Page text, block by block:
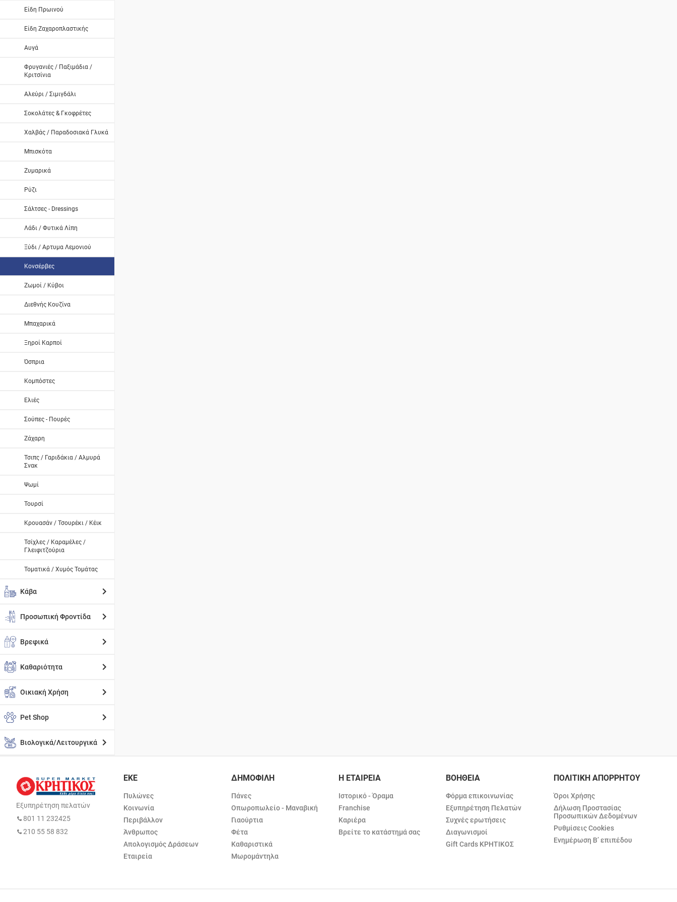
Είδη Πρωινού
Είδη Ζαχαροπλαστικής
Αυγά
Φρυγανιές / Παξιμάδια /
Κριτσίνια
Αλεύρι / Σιμιγδάλι
Σοκολάτες & Γκοφρέτες
Χαλβάς / Παραδοσιακά Γλυκά
Μπισκότα
Ζυμαρικά
Ρύζι
Σάλτσες - Dressings
Λάδι / Φυτικά Λίπη
Ξύδι / Αρτυμα Λεμονιού
Κονσέρβες
Ζωμοί / Κύβοι
Διεθνής Κουζίνα
Μπαχαρικά
Ξηροί Καρποί
Όσπρια
Κομπόστες
Ελιές
Σούπες - Πουρές
Ζάχαρη
Τσιπς / Γαριδάκια / Αλμυρά
Σνακ
Ψωμί
Τουρσί
Κρουασάν / Τσουρέκι / Κέικ
Τσίχλες / Καραμέλες /
Γλειφιτζούρια
Τοματικά / Χυμός Τομάτας
Κάβα
Προσωπική Φροντίδα
Βρεφικά
Καθαριότητα
Οικιακή Χρήση
Pet Shop
Βιολογικά/Λειτουργικά
Εξυπηρέτηση πελατών
801 11 232425
210 55 58 832
ΕΚΕ
Πυλώνες
Κοινωνία
Περιβάλλον
Άνθρωπος
Απολογισμός Δράσεων
Εταιρεία
ΔΗΜΟΦΙΛΗ
Πάνες
Οπωροπωλείο - Μαναβική
Γιαούρτια
Φέτα
Καθαριστικά
Μωρομάντηλα
Η ΕΤΑΙΡΕΙΑ
Ιστορικό - Όραμα
Franchise
Καριέρα
Βρείτε το κατάστημά σας
ΒΟΗΘΕΙΑ
Φόρμα επικοινωνίας
Εξυπηρέτηση Πελατών
Συχνές ερωτήσεις
Διαγωνισμοί
Gift Cards ΚΡΗΤΙΚΟΣ
ΠΟΛΙΤΙΚΗ ΑΠΟΡΡΗΤΟΥ
Όροι Χρήσης
Δήλωση Προστασίας
Προσωπικών Δεδομένων
Ρυθμίσεις Cookies
Ενημέρωση Β’ επιπέδου